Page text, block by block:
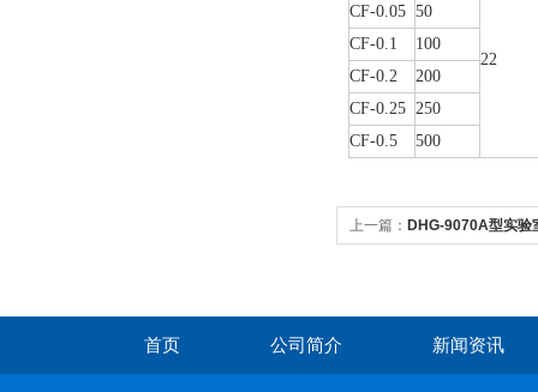
22
CF-0.05 50
CF-0.1
100
CF-0.2
200
CF-0.25 250
CF-0.5
500
上一篇： DHG-9070A型实验
首页 公司简介 新闻资讯